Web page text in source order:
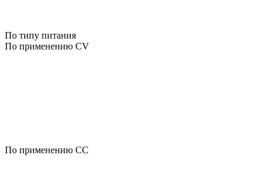
По типу питания
По применению CV
По применению CC